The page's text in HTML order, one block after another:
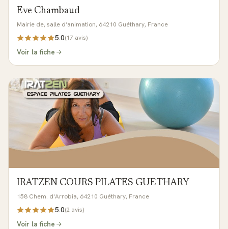
Eve Chambaud
Mairie de, salle d’animation, 64210 Guéthary, France
5.0(17 avis)
Voir la fiche
IRATZEN COURS PILATES GUETHARY
158 Chem. d'Arrobia, 64210 Guéthary, France
5.0(2 avis)
Voir la fiche